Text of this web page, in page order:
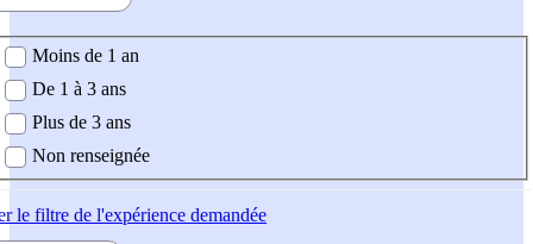
demandée
Moins de 1 an
De 1 à 3 ans
Plus de 3 ans
Non renseignée
le filtre de l'expérience demandée